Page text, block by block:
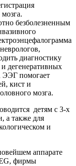
безболезненным
диагностику
дегенеративных
ЭЭГ помогает
кист и
мозга.
детям с 3-х
а также для
и
аппарате
фирмы